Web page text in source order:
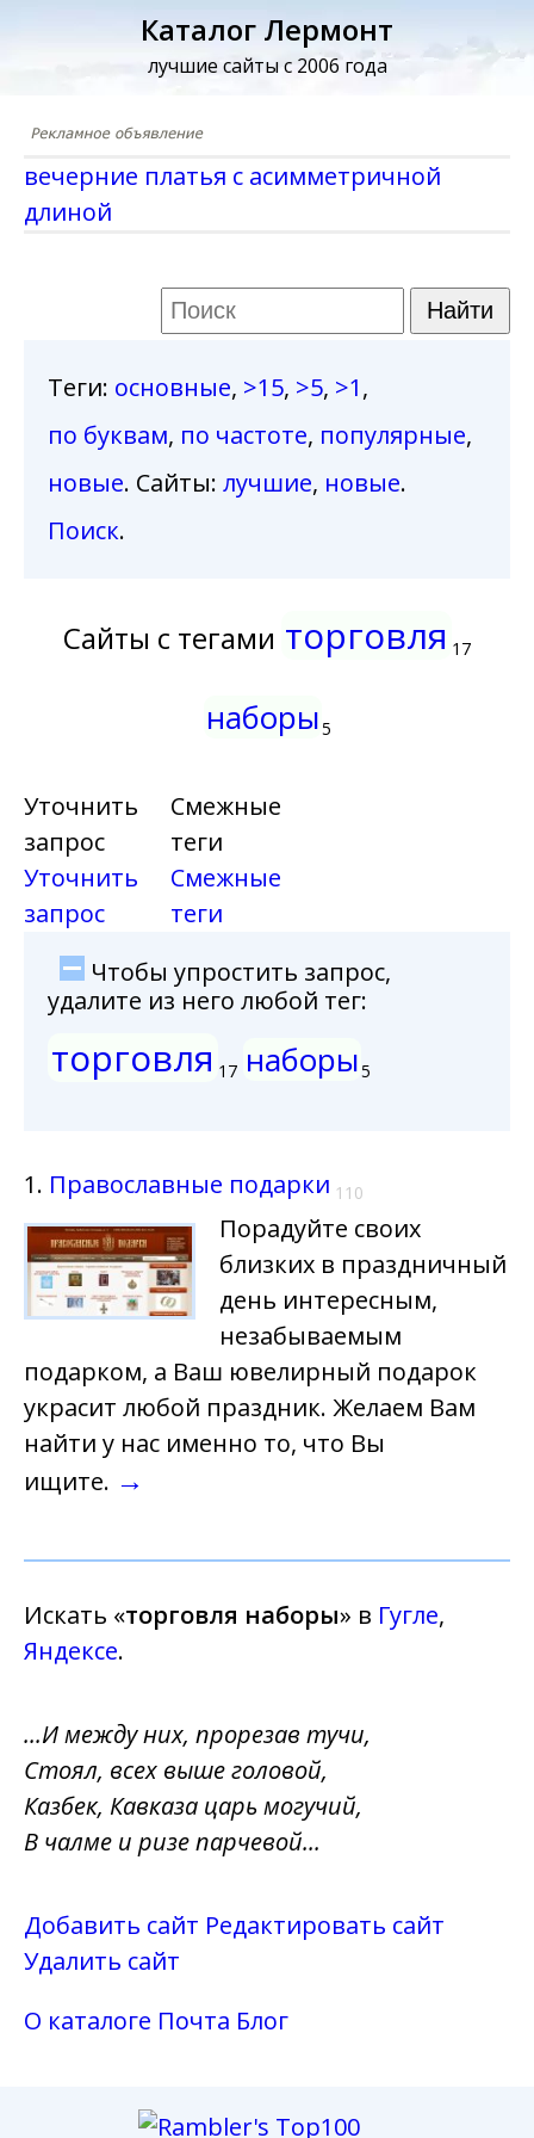
Каталог Лермонт
лучшие сайты с 2006 года
вечерние платья с асимметричной
длиной
Теги: основные, >15, >5, >1,
по буквам, по частоте, популярные,
новые. Сайты: лучшие, новые.
Поиск.
Сайты с тегами торговля 17
наборы5
Уточнить
запрос
Уточнить
запрос
Смежные
теги
Смежные
теги
Чтобы упростить запрос,
удалите из него любой тег:
торговля 17 наборы5
1. Православные подарки 110
Порадуйте своих
близких в праздничный
день интересным,
незабываемым
подарком, а Ваш ювелирный подарок
украсит любой праздник. Желаем Вам
найти у нас именно то, что Вы
ищите. →
Искать «торговля наборы» в Гугле,
Яндексе.
...И между них, прорезав тучи,
Стоял, всех выше головой,
Казбек, Кавказа царь могучий,
В чалме и ризе парчевой...
Добавить сайт Редактировать сайт
Удалить сайт
О каталоге Почта Блог